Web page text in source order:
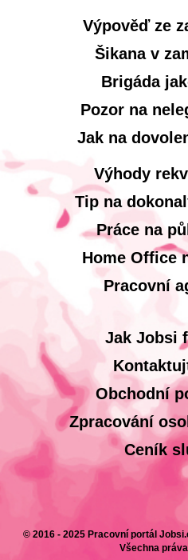
Výpověď ze
Šikana v
Brigáda
Pozor na
Jak na
Výhody
Tip na
Práce na
Home Office
Pracovní
Jak Jobsi
Obchodní
Zpracování
Ceník
© 2016 - 2025 Pracovní portál
Všechna